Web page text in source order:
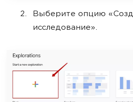
Выберите опцию
исследование».